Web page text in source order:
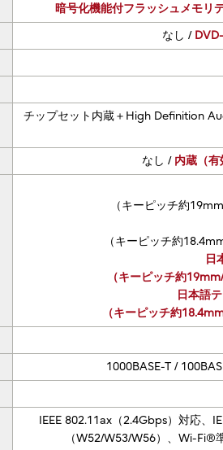
暗号化機能付フラッシュメモリ
なし /
チップセット内蔵＋High Definition
なし / 内蔵（
（キーピッチ約
（キーピッチ約
日
（キーピッチ約
日本語
（キーピッチ約
1000BASE-T /
IEEE 802.11ax（2.4Gbps）対応、
（W52/W53/W56）、Wi-Fi®